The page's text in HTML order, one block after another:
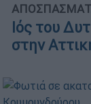
Ιός του
στην